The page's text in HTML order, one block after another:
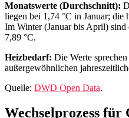
Monatswerte (Durchschnitt):
liegen bei 1,74 °C in Januar; die
Im Winter (Januar bis April) sind
7,89 °C.
Heizbedarf: Die Werte
außergewöhnlichen
Quelle: DWD Open Data.
Wechselprozess für